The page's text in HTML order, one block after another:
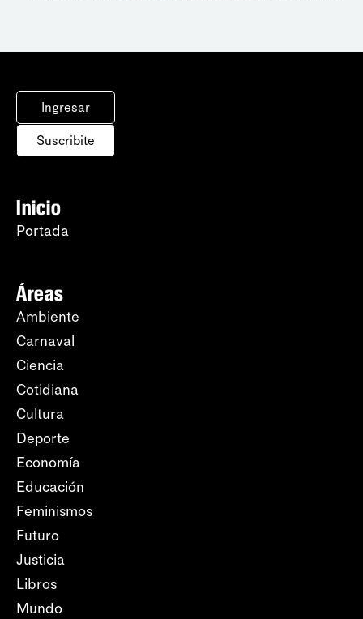
Ingresar
Suscribite
Inicio
Portada
Áreas
Ambiente
Carnaval
Ciencia
Cotidiana
Cultura
Deporte
Economía
Educación
Feminismos
Futuro
Justicia
Libros
Mundo